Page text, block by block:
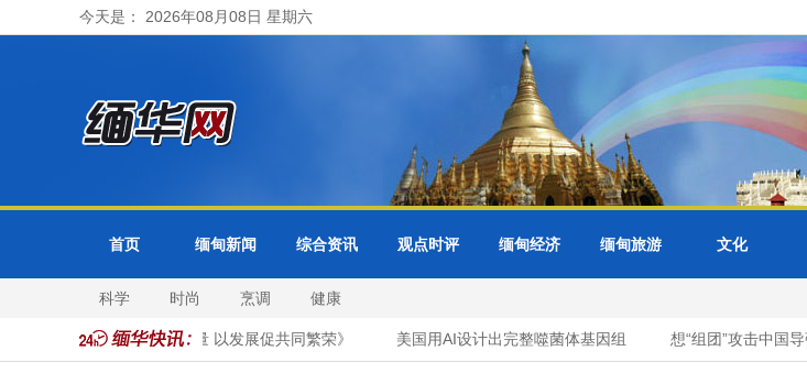
今天是： 2026年08月08日 星期六
首页 缅甸新闻 综合资讯 观点时评 缅甸经济 缅甸旅游 文化
科学 时尚 烹调 健康
文章《以法治凝团结力量 以发展促共同繁荣》 美国用AI设计出完整噬菌体基因组 想“组团”攻击中国导